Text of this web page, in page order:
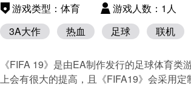
游戏类型：体育 游戏人数：1人
3A大作
热血 足球 联机
《FIFA 19》是由EA制作发行的足球体育
上会有很大的提高，且《FIFA19》会采用